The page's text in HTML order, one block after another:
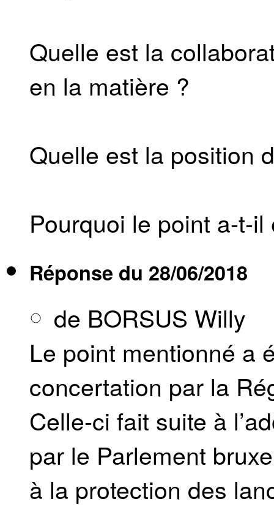
Quelle est la
en la matière ?
Quelle est la position
Pourquoi le point a-t-
Réponse du 28/06/2018
de BORSUS Willy
Le point mentionné a
concertation par la
Celle-ci fait suite à
par le Parlement
à la protection des